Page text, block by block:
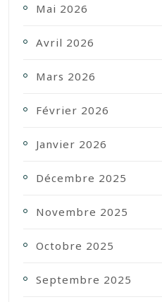
Mai 2026
Avril 2026
Mars 2026
Février 2026
Janvier 2026
Décembre 2025
Novembre 2025
Octobre 2025
Septembre 2025